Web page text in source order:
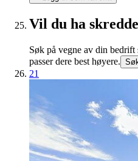
Vil du ha
Søk på vegne av din
passer dere best høyere.
21